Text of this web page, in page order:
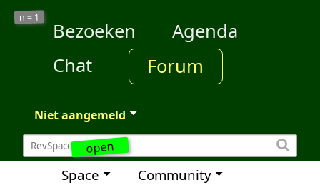
open
n = 1
Bezoeken
Agenda
Chat
Forum
Niet aangemeld
Space Community